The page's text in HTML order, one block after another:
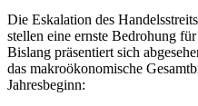
Die Eskalation des
stellen eine ernste Bedrohung
Bislang präsentiert sich
das makroökonomische
Jahresbeginn: